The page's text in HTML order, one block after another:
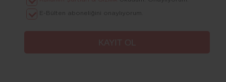
E-Bülten aboneliğini onaylıyorum.